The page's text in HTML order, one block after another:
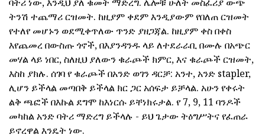
ትንሽ ተጨማሪ ርዝመት. ከዚያም ቀደም እንዲያውም የበለጠ ርዝመት
የተለየ መሆኑን ወደሚቀጥለው ጥንድ ያዘጋጃል. ከዚያም ቀስ በቀስ
እየጨመረ በውስጡ ጎኖች, በእያንዳንዱ ላይ ለተደራራቢ በሙሉ በአጭር
መሃል ላይ ነበር, ስለዚህ ያለውን ቁራጮች ክምር, እና ቁራጮች ርዝመት,
እስከ ያክሉ. ሰገባ የ ቁራጮች በአንድ ወገን ዳርቻ: አንተ, አንድ stapler,
ሊሆን ይችላል መጣበቅ ይችላል ክር ጋር አሰፍታ ይቻላል. አሁን የቀሩት
ልቅ ጫፎች በእኩል ደግሞ ከእነርሱ ይቸነክሩታል. የ 7, 9, 11 ባንዶች
መካከል አንድ ባትሪ ማድረግ ይችላሉ - ይህ ጌታው ትዕግሥትና የፈጠራ
ይኖረዋል እንዴት ነው.